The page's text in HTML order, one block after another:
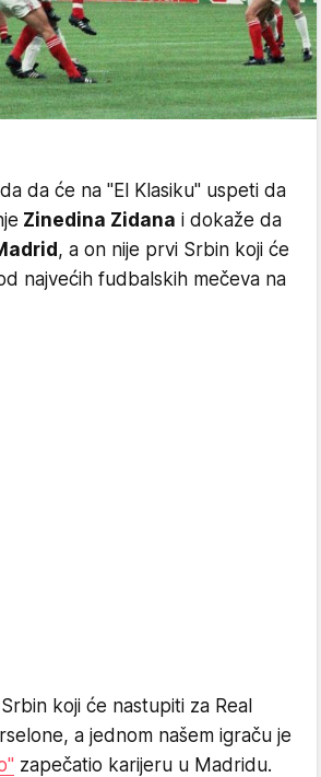
da će na "El Klasiku" uspeti da
Zinedina Zidana i dokaže da
, a on nije prvi Srbin koji će
najvećih fudbalskih mečeva na
koji će nastupiti za Real
a jednom našem igraču je
zapečatio karijeru u Madridu.